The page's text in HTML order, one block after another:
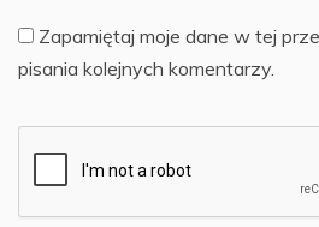
Zapamiętaj moje dane w tej
pisania kolejnych komentarzy.